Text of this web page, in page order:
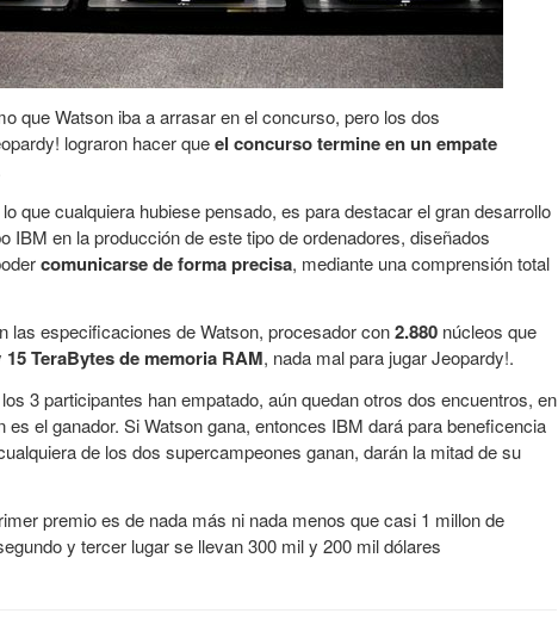
que Watson iba a arrasar en el concurso, pero los dos
lograron hacer queel concurso termine en un empate
que cualquiera hubiese pensado, es para destacar el gran desarrollo
IBM en la producción de este tipo de ordenadores, diseñados
comunicarse de forma precisa, mediante una comprensión total
las especificaciones de Watson, procesador con2.880 núcleos que
15 TeraBytes de memoria RAM, nada mal para jugar Jeopardy!.
3 participantes han empatado, aún quedan otros dos encuentros, en
es el ganador. Si Watson gana, entonces IBM dará para beneficencia
de los dos supercampeones ganan, darán la mitad de su
premio es de nada más ni nada menos que casi 1 millon de
y tercer lugar se llevan 300 mil y 200 mil dólares